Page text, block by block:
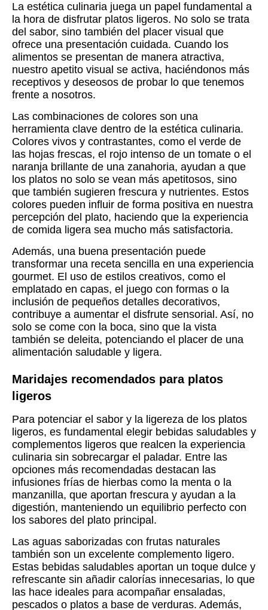
La estética culinaria juega un papel fundamental a
la hora de disfrutar platos ligeros. No solo se trata
del sabor, sino también del placer visual que
ofrece una presentación cuidada. Cuando los
alimentos se presentan de manera atractiva,
nuestro apetito visual se activa, haciéndonos más
receptivos y deseosos de probar lo que tenemos
frente a nosotros.
Las combinaciones de colores son una
herramienta clave dentro de la estética culinaria.
Colores vivos y contrastantes, como el verde de
las hojas frescas, el rojo intenso de un tomate o el
naranja brillante de una zanahoria, ayudan a que
los platos no solo se vean más apetitosos, sino
que también sugieren frescura y nutrientes. Estos
colores pueden influir de forma positiva en nuestra
percepción del plato, haciendo que la experiencia
de comida ligera sea mucho más satisfactoria.
Además, una buena presentación puede
transformar una receta sencilla en una experiencia
gourmet. El uso de estilos creativos, como el
emplatado en capas, el juego con formas o la
inclusión de pequeños detalles decorativos,
contribuye a aumentar el disfrute sensorial. Así, no
solo se come con la boca, sino que la vista
también se deleita, potenciando el placer de una
alimentación saludable y ligera.
Maridajes recomendados para platos
ligeros
Para potenciar el sabor y la ligereza de los platos
ligeros, es fundamental elegir bebidas saludables y
complementos ligeros que realcen la experiencia
culinaria sin sobrecargar el paladar. Entre las
opciones más recomendadas destacan las
infusiones frías de hierbas como la menta o la
manzanilla, que aportan frescura y ayudan a la
digestión, manteniendo un equilibrio perfecto con
los sabores del plato principal.
Las aguas saborizadas con frutas naturales
también son un excelente complemento ligero.
Estas bebidas saludables aportan un toque dulce y
refrescante sin añadir calorías innecesarias, lo que
las hace ideales para acompañar ensaladas,
pescados o platos a base de verduras. Además,